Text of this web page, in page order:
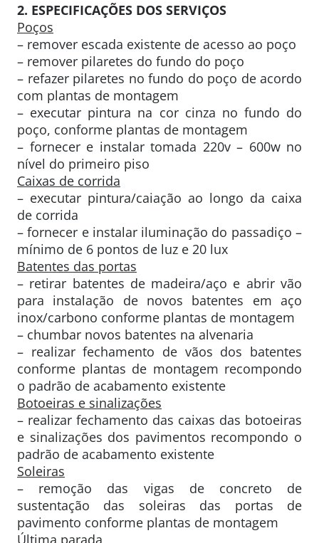
2. ESPECIFICAÇÕES DOS SERVIÇOS
Poços
– remover escada existente de acesso ao poço
– remover pilaretes do fundo do poço
– refazer pilaretes no fundo do poço de acordo
com plantas de montagem
– executar pintura na cor cinza no fundo do
poço, conforme plantas de montagem
– fornecer e instalar tomada 220v – 600w no
nível do primeiro piso
Caixas de corrida
– executar pintura/caiação ao longo da caixa
de corrida
– fornecer e instalar iluminação do passadiço –
mínimo de 6 pontos de luz e 20 lux
Batentes das portas
– retirar batentes de madeira/aço e abrir vão
para instalação de novos batentes em aço
inox/carbono conforme plantas de montagem
– chumbar novos batentes na alvenaria
– realizar fechamento de vãos dos batentes
conforme plantas de montagem recompondo
o padrão de acabamento existente
Botoeiras e sinalizações
– realizar fechamento das caixas das botoeiras
e sinalizações dos pavimentos recompondo o
padrão de acabamento existente
Soleiras
– remoção das vigas de concreto de
sustentação das soleiras das portas de
pavimento conforme plantas de montagem
Última parada